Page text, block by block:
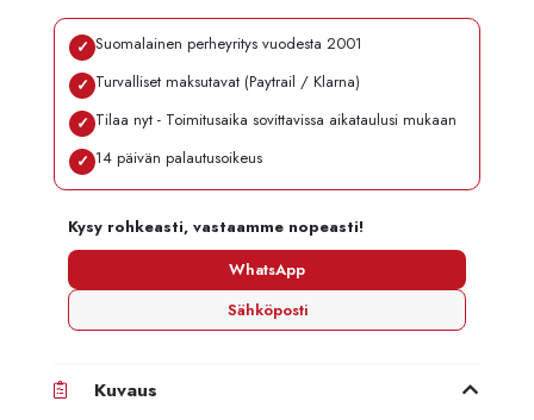
✓ Suomalainen perheyritys vuodesta 2001
✓ Turvalliset maksutavat (Paytrail / Klarna)
✓ Tilaa nyt - Toimitusaika sovittavissa aikataulusi mukaan
✓ 14 päivän palautusoikeus
Kysy rohkeasti, vastaamme nopeasti!
WhatsApp
Sähköposti
Kuvaus